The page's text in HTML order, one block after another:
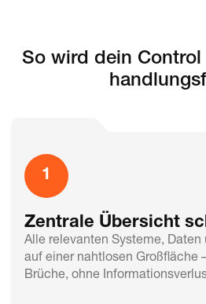
So wird dein
1
Zentrale Übersicht
Alle relevanten Systeme, Daten
auf einer nahtlosen Großfläche
Brüche, ohne